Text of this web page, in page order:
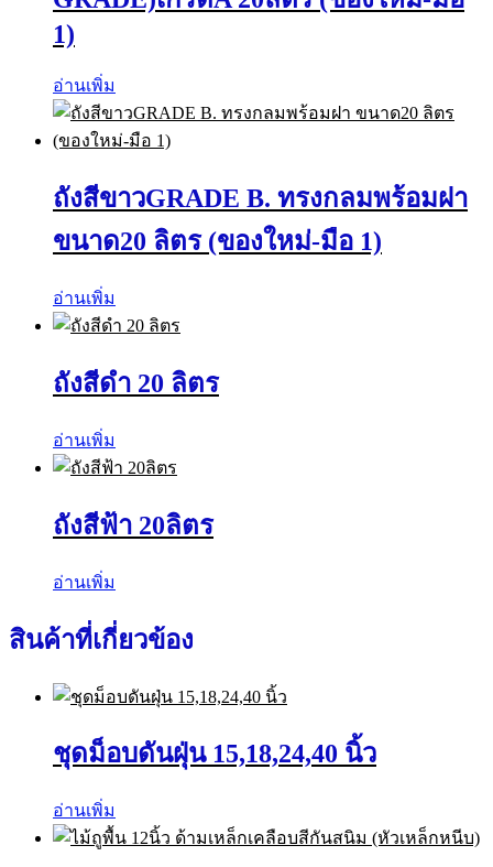
1)
อ่านเพิ่ม
ถังสีขาวGRADE B. ทรงกลมพร้อมฝา
ขนาด20 ลิตร (ของใหม่-มือ 1)
อ่านเพิ่ม
ถังสีดำ 20 ลิตร
อ่านเพิ่ม
ถังสีฟ้า 20ลิตร
อ่านเพิ่ม
สินค้าที่เกี่ยวข้อง
ชุดม็อบดันฝุ่น 15,18,24,40 นิ้ว
อ่านเพิ่ม